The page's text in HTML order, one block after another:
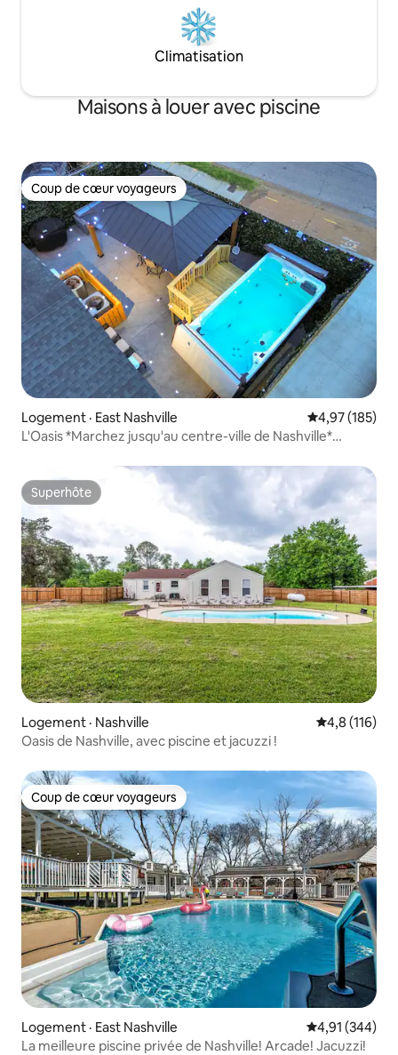
Climatisation
Maisons à louer avec piscine
Coup de cœur voyageurs
Coup de cœur voyageurs
Logement · East Nashville Note
4,97 (185)
L'Oasis *Marchez jusqu'au centre-ville de Nashville*
Superhôte
Superhôte
Logement · Nashville Note
4,8 (116)
Oasis de Nashville, avec piscine et jacuzzi !
Coup de cœur voyageurs
Coup de cœur voyageurs
Logement · East Nashville Note
4,91 (344)
La meilleure piscine privée de Nashville! Arcade! Jacuzzi!